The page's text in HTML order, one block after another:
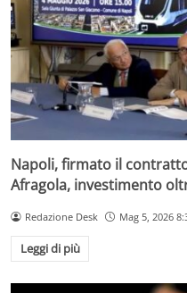
Napoli, firmato il
Afragola, investimento
Redazione Desk Mag 5, 2026
Leggi di più